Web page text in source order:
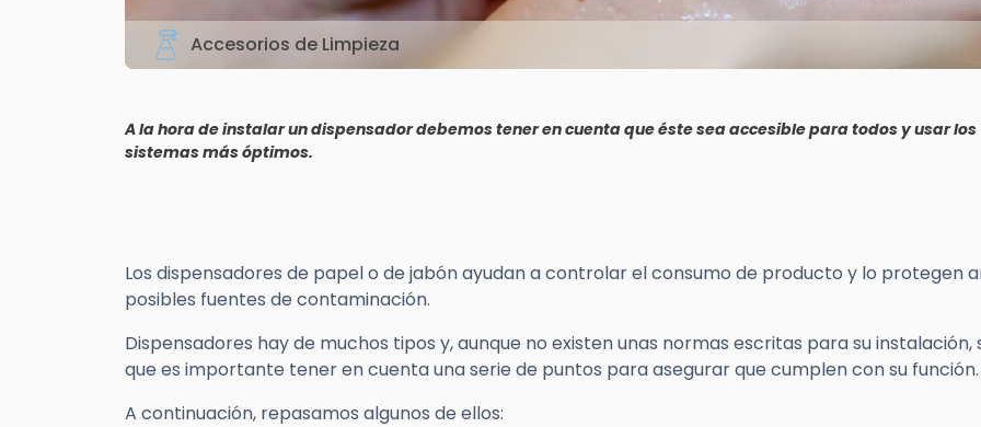
Accesorios de Limpieza
A la hora de instalar un dispensador debemos tener en cuenta que éste sea accesible para todos y usar los
sistemas más óptimos.
Los dispensadores de papel o de jabón ayudan a controlar el consumo de producto y lo protegen
posibles fuentes de contaminación.
Dispensadores hay de muchos tipos y, aunque no existen unas normas escritas para su instalación,
que es importante tener en cuenta una serie de puntos para asegurar que cumplen con su función.
A continuación, repasamos algunos de ellos: